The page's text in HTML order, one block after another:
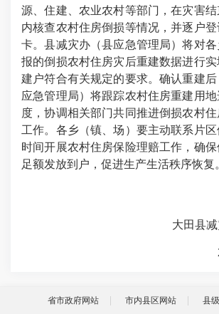
源、住建、农业农村等部门，在灾害结
内核查农村住房倒损等情况，并逐户
卡。县减灾办（县应急管理局）将对
报的倒损农村住房灾后重建数据进行
建户符合有关规定的要求。确认重建
应急管理局）将跟踪农村住房重建用
度，协调相关部门共同推进倒损农村
工作。各乡（镇、场）要主动联系片
时间开展农村住房保险理赔工作，确
足额发放到户，促进生产生活秩序恢复
大田县减
省市政府网站 市内县区网站 县